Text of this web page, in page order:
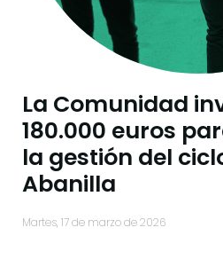
La Comunidad
180.000 euros
la gestión del
Abanilla
martes, 17 de marzo de 2026